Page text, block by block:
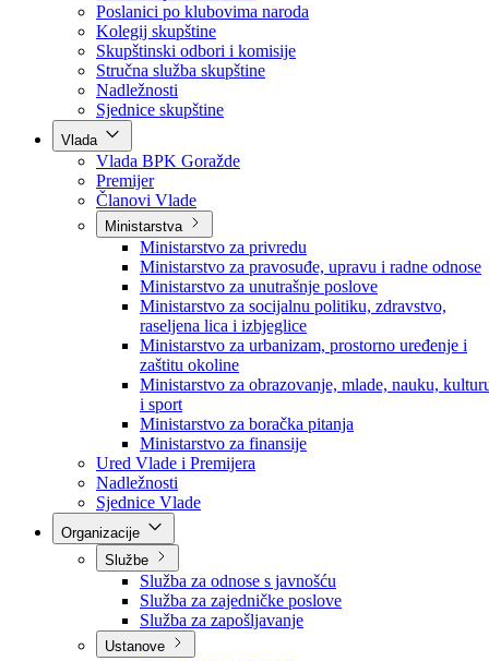
Skupština BPK Goražde
Rukovodstvo
Poslanici po strankama
Poslanici po klubovima naroda
Kolegij skupštine
Skupštinski odbori i komisije
Stručna služba skupštine
Nadležnosti
Sjednice skupštine
Vlada
Vlada BPK Goražde
Premijer
Članovi Vlade
Ministarstva
Ministarstvo za privredu
Ministarstvo za pravosuđe, upravu i radne odnose
Ministarstvo za unutrašnje poslove
Ministarstvo za socijalnu politiku, zdravstvo,
raseljena lica i izbjeglice
Ministarstvo za urbanizam, prostorno uređenje i
zaštitu okoline
Ministarstvo za obrazovanje, mlade, nauku,
i sport
Ministarstvo za boračka pitanja
Ministarstvo za finansije
Ured Vlade i Premijera
Nadležnosti
Sjednice Vlade
Službe
Služba za odnose s javnošću